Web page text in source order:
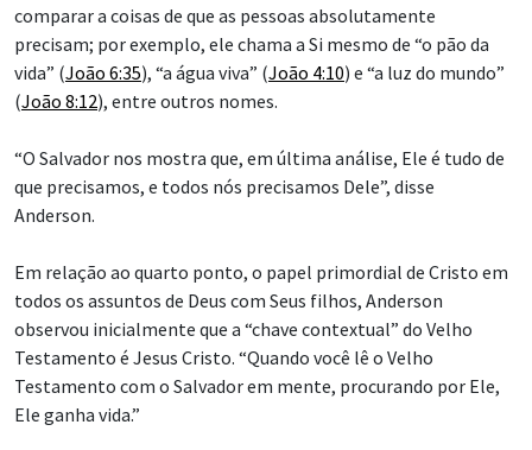
comparar a coisas de que as pessoas absolutamente
precisam; por exemplo, ele chama a Si mesmo de “o pão da
vida” (João 6:35), “a água viva” (João 4:10) e “a luz do mundo”
(João 8:12), entre outros nomes.
“O Salvador nos mostra que, em última análise, Ele é tudo de
que precisamos, e todos nós precisamos Dele”, disse
Anderson.
Em relação ao quarto ponto, o papel primordial de Cristo em
todos os assuntos de Deus com Seus filhos, Anderson
observou inicialmente que a “chave contextual” do Velho
Testamento é Jesus Cristo. “Quando você lê o Velho
Testamento com o Salvador em mente, procurando por Ele,
Ele ganha vida.”